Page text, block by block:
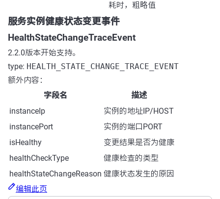
耗时，粗略值
服务实例健康状态变更事件
HealthStateChangeTraceEvent
2.2.0版本开始支持。
type: HEALTH_STATE_CHANGE_TRACE_EVENT
额外内容：
字段名
描述
instanceIp
实例的地址IP/HOST
instancePort
实例的端口PORT
isHealthy
变更结果是否为健康
healthCheckType
健康检查的类型
healthStateChangeReason 健康状态发生的原因
编辑此页